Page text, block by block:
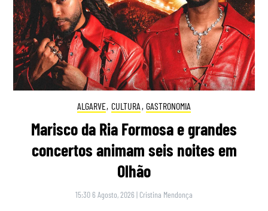
ALGARVE, CULTURA , GASTRONOMIA
Marisco da Ria Formosa e grandes
concertos animam seis noites em
Olhão
15:30 6 Agosto, 2026 | Cristina Mendonça